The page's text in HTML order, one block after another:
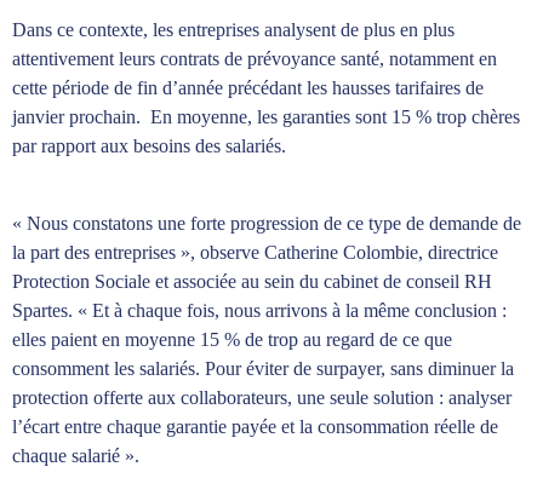
Dans ce contexte, les entreprises analysent de plus en plus
attentivement leurs contrats de prévoyance santé, notamment en
cette période de fin d’année précédant les hausses tarifaires de
janvier prochain. En moyenne, les garanties sont 15 % trop chères
par rapport aux besoins des salariés.
« Nous constatons une forte progression de ce type de demande de
la part des entreprises », observe Catherine Colombie, directrice
Protection Sociale et associée au sein du cabinet de conseil RH
Spartes. « Et à chaque fois, nous arrivons à la même conclusion :
elles paient en moyenne 15 % de trop au regard de ce que
consomment les salariés. Pour éviter de surpayer, sans diminuer la
protection offerte aux collaborateurs, une seule solution : analyser
l’écart entre chaque garantie payée et la consommation réelle de
chaque salarié ».